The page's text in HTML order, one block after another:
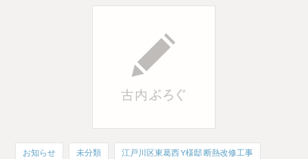
お知らせ 未分類 江戸川区東葛西 Y様邸 断熱改修工事